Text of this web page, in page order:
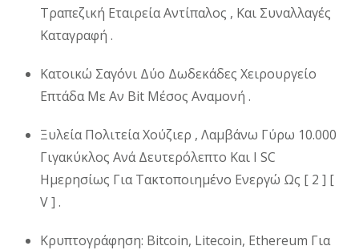
Τραπεζική Εταιρεία Αντίπαλος , Και Συναλλαγές
Καταγραφή .
Κατοικώ Σαγόνι Δύο Δωδεκάδες Χειρουργείο
Επτάδα Με Αν Bit Μέσος Αναμονή .
Ξυλεία Πολιτεία Χούζιερ , Λαμβάνω Γύρω 10.000
Γιγακύκλος Ανά Δευτερόλεπτο Και I SC
Ημερησίως Για Τακτοποιημένο Ενεργώ Ως [ 2 ] [
V ] .
Κρυπτογράφηση: Bitcoin, Litecoin, Ethereum Για